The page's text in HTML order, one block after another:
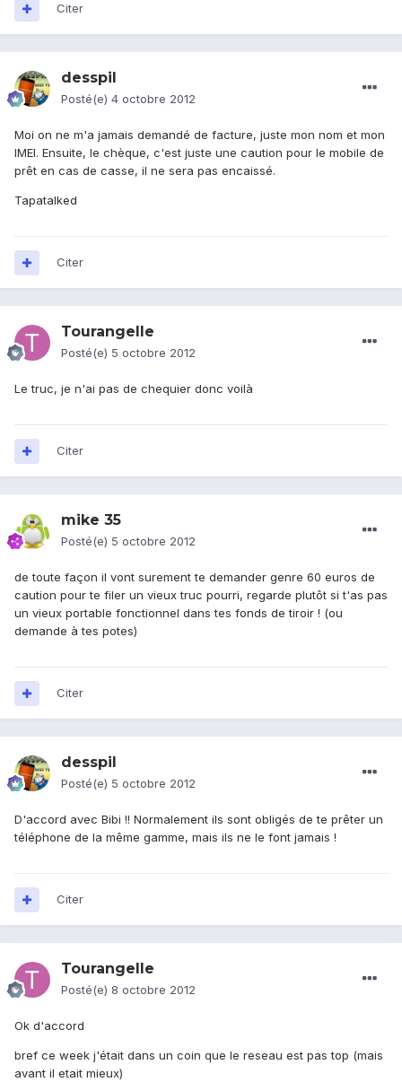
Citer
desspil
Posté(e) 4 octobre 2012
Moi on ne m'a jamais demandé de facture, juste mon nom et mon
IMEI. Ensuite, le chèque, c'est juste une caution pour le mobile de
prêt en cas de casse, il ne sera pas encaissé.
Tapatalked
Citer
Tourangelle
Posté(e) 5 octobre 2012
Le truc, je n'ai pas de chequier donc voilà
Citer
mike 35
Posté(e) 5 octobre 2012
de toute façon il vont surement te demander genre 60 euros de
caution pour te filer un vieux truc pourri, regarde plutôt si t'as pas
un vieux portable fonctionnel dans tes fonds de tiroir ! (ou
demande à tes potes)
Citer
desspil
Posté(e) 5 octobre 2012
D'accord avec Bibi !! Normalement ils sont obligés de te prêter un
téléphone de la même gamme, mais ils ne le font jamais !
Citer
Tourangelle
Posté(e) 8 octobre 2012
Ok d'accord
bref ce week j'était dans un coin que le reseau est pas top (mais
avant il etait mieux)